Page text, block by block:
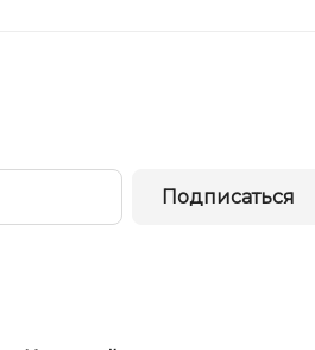
Подписаться